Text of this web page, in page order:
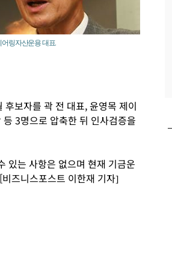
링자산운용 대표.
보자를 곽 전 대표, 윤영목 제이
3명으로 압축한 뒤 인사검증을
있는 사항은 없으며 현재 기금운
즈니스포스트 이한재 기자]